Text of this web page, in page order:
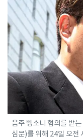
음주 뺑소니 혐의를 받
심문)를 위해 24일 오전